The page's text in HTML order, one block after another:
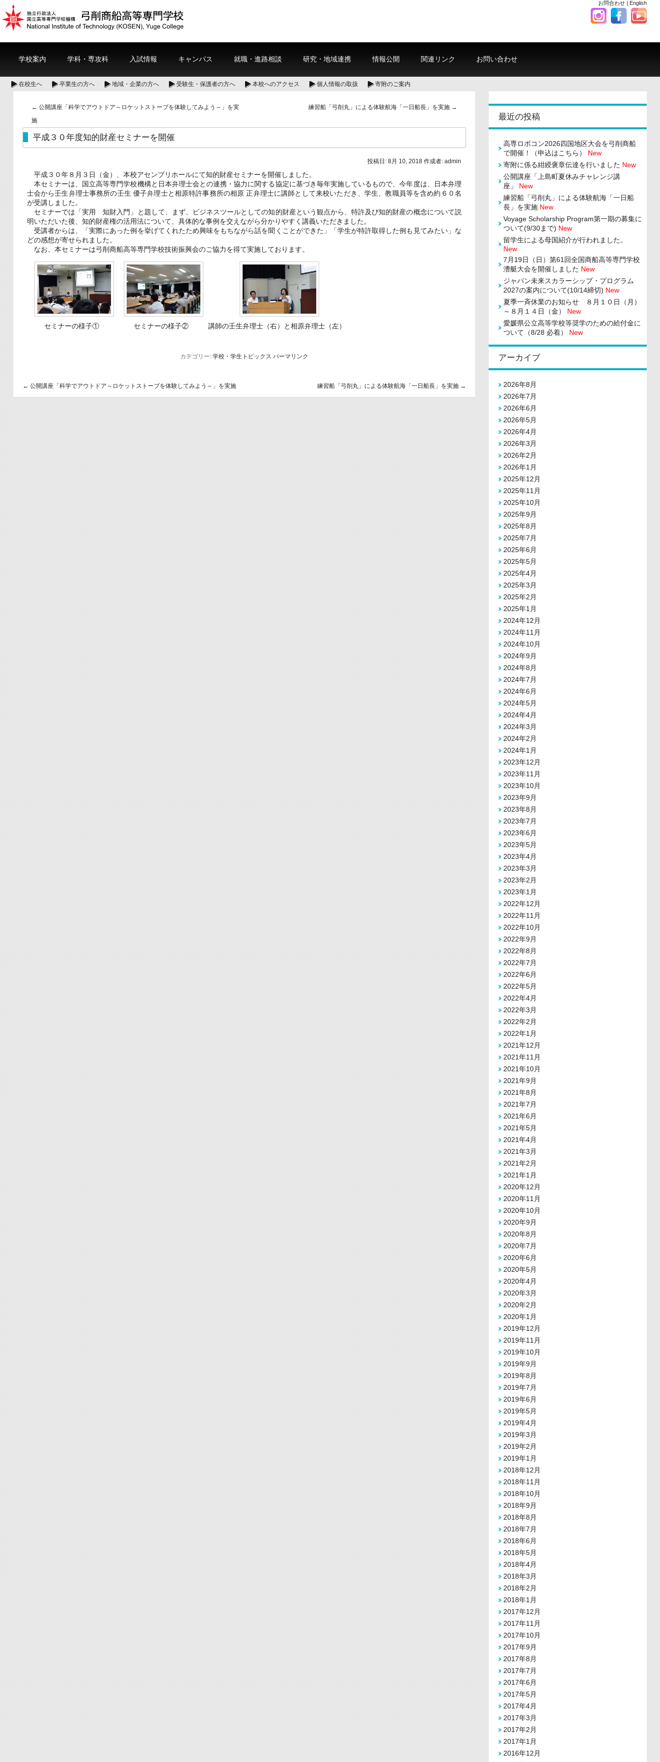
お問合わせ | English
学校案内 学科・専攻科 入試情報 キャンパス 就職・進路相談 研究・地域連携 情報公開 関連リンク お問い合わせ
在校生へ 卒業生の方へ 地域・企業の方へ 受験生・保護者の方へ 本校へのアクセス 個人情報の取扱 寄附のご案内
← 公開講座「科学でアウトドア～ロケットストーブを体験してみよう～」を実
施
練習船「弓削丸」による体験航海「一日船長」を実施 →
平成３０年度知的財産セミナーを開催
投稿日: 8月 10, 2018 作成者: admin
平成３０年８月３日（金）、本校アセンブリホールにて知的財産セミナーを開催しました。
本セミナーは、国立高等専門学校機構と日本弁理士会との連携・協力に関する協定に基づき毎年実施しているもので、今年度は、日本弁理
士会から壬生弁理士事務所の壬生 優子弁理士と相原特許事務所の相原 正弁理士に講師として来校いただき、学生、教職員等を含め約６０名
が受講しました。
セミナーでは「実用 知財入門」と題して、まず、ビジネスツールとしての知的財産という観点から、特許及び知的財産の概念について説
明いただいた後、知的財産権の活用法について、具体的な事例を交えながら分かりやすく講義いただきました。
受講者からは、「実際にあった例を挙げてくれたため興味をもちながら話を聞くことができた」「学生が特許取得した例も見てみたい」な
どの感想が寄せられました。
なお、本セミナーは弓削商船高等専門学校技術振興会のご協力を得て実施しております。
セミナーの様子① セミナーの様子② 講師の壬生弁理士（右）と相原弁理士（左）
カテゴリー: 学校・学生トピックス パーマリンク
← 公開講座「科学でアウトドア～ロケットストーブを体験してみよう～」を実施 練習船「弓削丸」による体験航海「一日船長」を実施 →
最近の投稿
高専ロボコン2026四国地区大会を弓削商船
で開催！（申込はこちら） New
寄附に係る紺綬褒章伝達を行いました New
公開講座「上島町夏休みチャレンジ講
座」
New
練習船「弓削丸」による体験航海「一日船
長」を実施 New
Voyage Scholarship Program第一期の募集に
ついて(9/30まで) New
留学生による母国紹介が行われました。
New
7月19日（日）第61回全国商船高等専門学校
漕艇大会を開催しました New
ジャパン未来スカラーシップ・プログラム
2027の案内について(10/14締切) New
夏季一斉休業のお知らせ ８月１０日（月）
～８月１４日（金） New
愛媛県公立高等学校等奨学のための給付金に
ついて（8/28 必着） New
アーカイブ
2026年8月
2026年7月
2026年6月
2026年5月
2026年4月
2026年3月
2026年2月
2026年1月
2025年12月
2025年11月
2025年10月
2025年9月
2025年8月
2025年7月
2025年6月
2025年5月
2025年4月
2025年3月
2025年2月
2025年1月
2024年12月
2024年11月
2024年10月
2024年9月
2024年8月
2024年7月
2024年6月
2024年5月
2024年4月
2024年3月
2024年2月
2024年1月
2023年12月
2023年11月
2023年10月
2023年9月
2023年8月
2023年7月
2023年6月
2023年5月
2023年4月
2023年3月
2023年2月
2023年1月
2022年12月
2022年11月
2022年10月
2022年9月
2022年8月
2022年7月
2022年6月
2022年5月
2022年4月
2022年3月
2022年2月
2022年1月
2021年12月
2021年11月
2021年10月
2021年9月
2021年8月
2021年7月
2021年6月
2021年5月
2021年4月
2021年3月
2021年2月
2021年1月
2020年12月
2020年11月
2020年10月
2020年9月
2020年8月
2020年7月
2020年6月
2020年5月
2020年4月
2020年3月
2020年2月
2020年1月
2019年12月
2019年11月
2019年10月
2019年9月
2019年8月
2019年7月
2019年6月
2019年5月
2019年4月
2019年3月
2019年2月
2019年1月
2018年12月
2018年11月
2018年10月
2018年9月
2018年8月
2018年7月
2018年6月
2018年5月
2018年4月
2018年3月
2018年2月
2018年1月
2017年12月
2017年11月
2017年10月
2017年9月
2017年8月
2017年7月
2017年6月
2017年5月
2017年4月
2017年3月
2017年2月
2017年1月
2016年12月